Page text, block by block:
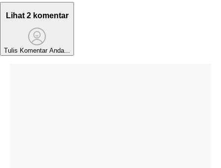
Lihat 2 komentar
Tulis Komentar Anda...